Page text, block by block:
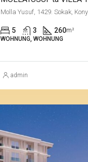
Molla Yusuf, 1429. Sokak,
5 3 260m²
WOHNUNG, WOHNUNG
admin